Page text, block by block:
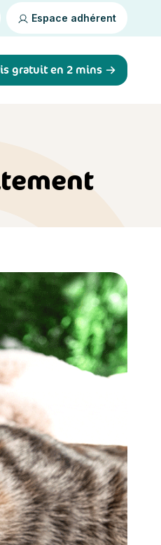
Espace adhérent
gratuit en 2 mins